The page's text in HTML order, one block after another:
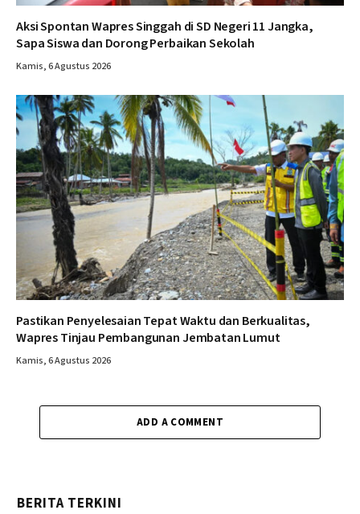
Aksi Spontan Wapres Singgah di SD Negeri 11 Jangka,
Sapa Siswa dan Dorong Perbaikan Sekolah
Kamis, 6 Agustus 2026
Pastikan Penyelesaian Tepat Waktu dan Berkualitas,
Wapres Tinjau Pembangunan Jembatan Lumut
Kamis, 6 Agustus 2026
ADD A COMMENT
BERITA TERKINI